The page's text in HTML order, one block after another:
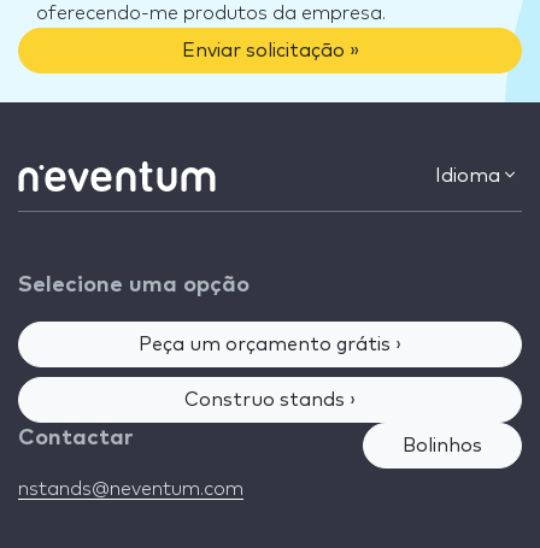
oferecendo-me produtos da empresa.
Enviar solicitação »
Idioma
Selecione uma opção
Peça um orçamento grátis ›
Construo stands ›
Contactar
nstands@neventum.com
Bolinhos